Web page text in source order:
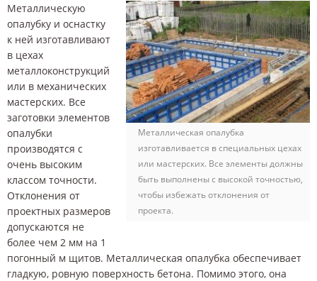
Металлическая опалубка
изготавливается в специальных цехах
или мастерских. Все элементы должны
быть выполнены с высокой точностью,
чтобы избежать отклонения от
проекта.
Металлическую
опалубку и оснастку
к ней изготавливают
в цехах
металлоконструкций
или в механических
мастерских. Все
заготовки элементов
опалубки
производятся с
очень высоким
классом точности.
Отклонения от
проектных размеров
допускаются не
более чем 2 мм на 1
погонный м щитов. Металлическая опалубка обеспечивает
гладкую, ровную поверхность бетона. Помимо этого, она